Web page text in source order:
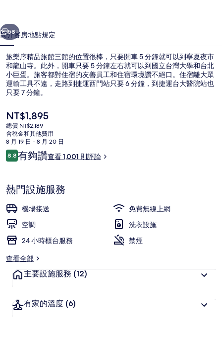
三
館
的
相
片
集
個 下一個
58+
簡介客房地點規定
旅樂序精品旅館三館的位置很棒，只要開車 5 分鐘就可以到寧夏夜市
和龍山寺。此外，開車只要 5 分鐘左右就可以到國立台灣大學和台北
小巨蛋。旅客都對住宿的友善員工和住宿環境讚不絕口。住宿離大眾
運輸工具不遠，走路到捷運西門站只要 6 分鐘，到捷運台大醫院站也
只要 7 分鐘。
目
前
的
價
格
是
NT$1,895
總價 NT$2,189
含稅金和其他費用
8 月 19 日 - 8 月 20 日
評
論
8.88.8 分，滿分 10 分，
有夠讚查看 1,001 則評論
熱門設施服務
機場接送
免費無線上網
空調
洗衣設施
24 小時櫃台服務
禁煙
查看全部
主要設施服務 (12)
有家的溫度 (6)